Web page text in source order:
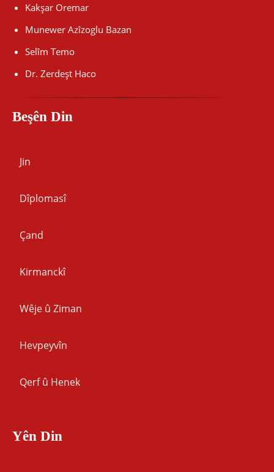
Kakşar Oremar
Munewer Azîzoglu Bazan
Selîm Temo
Dr. Zerdeşt Haco
Beşên Din
Jin
Dîplomasî
Çand
Kirmanckî
Wêje û Ziman
Hevpeyvîn
Qerf û Henek
Yên Din